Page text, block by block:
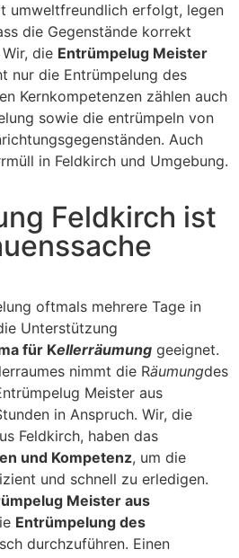
umweltfreundlich erfolgt, legen
die Gegenstände korrekt
die Entrümpelug Meister
nur die Entrümpelung des
Kernkompetenzen zählen auch
sowie die entrümpeln von
Auch
in Feldkirch und Umgebung.
Feldkirch ist
oftmals mehrere Tage in
Unterstützung
für Kellerräumung geeignet.
nimmt die Räumungdes
Meister aus
in Anspruch. Wir, die
Feldkirch, haben das
und Kompetenz, um die
und schnell zu erledigen.
Meister aus
Entrümpelung des
durchzuführen. Einen